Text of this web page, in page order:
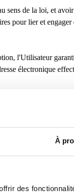
À
des
de la loi, et
pour lier et
l'Utilisateur
électronique
et « 4.4
en place un
(ci-après ensemble
et à